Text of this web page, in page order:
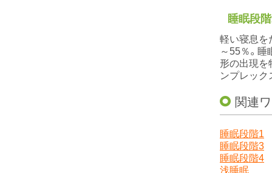
睡眠段
軽い寝息を
～55％。
形の出現を
ンプレック
関連
睡眠段階1
睡眠段階3
睡眠段階4
浅睡眠